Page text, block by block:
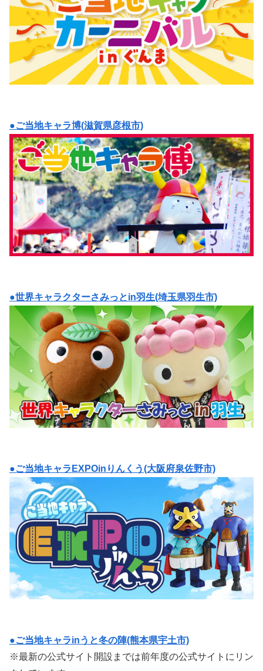
●ご当地キャラ博(滋賀県彦根市)
●世界キャラクターさみっとin羽生(埼玉県羽生市)
●ご当地キャラEXPOinりんくう(大阪府泉佐野市)
●ご当地キャラinうと冬の陣(熊本県宇土市)
※最新の公式サイト開設までは前年度の公式サイトにリン